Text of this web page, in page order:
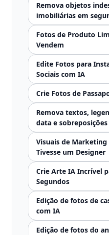
Remova objetos
imobiliárias em
Fotos de Produto
Vendem
Edite Fotos para
Sociais com IA
Crie Fotos de
Remova textos,
data e
Visuais de Marketing
Tivesse um Designer
Crie Arte IA Incrível
Segundos
Edição de fotos de
com IA
Edição de fotos do